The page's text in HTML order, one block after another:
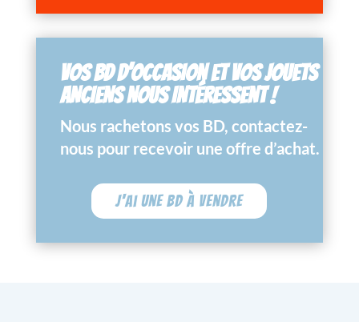
VOS BD D’OCCASION ET VOS JOUETS
ANCIENS NOUS INTÉRESSENT !
Nous rachetons vos BD, contactez-
nous pour recevoir une offre d’achat.
J'ai une BD à vendre